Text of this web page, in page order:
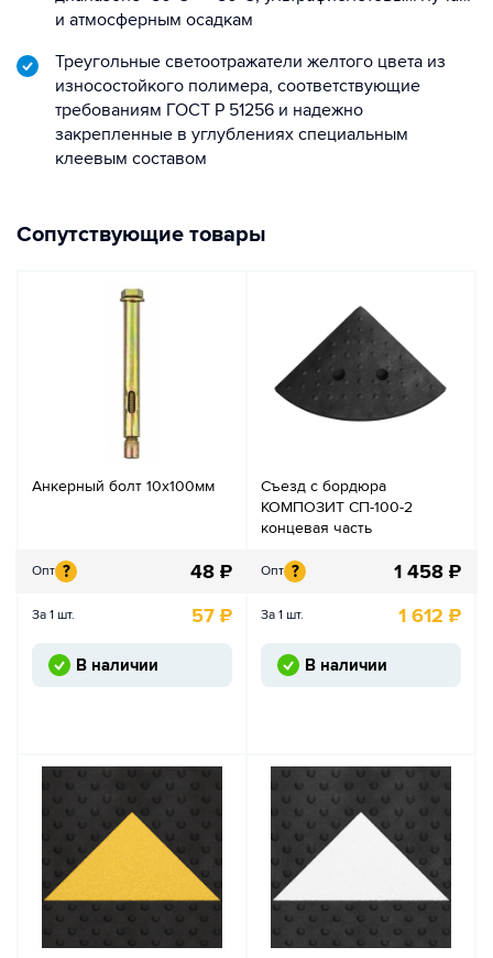
и атмосферным осадкам
Треугольные светоотражатели желтого цвета из
износостойкого полимера, соответствующие
требованиям ГОСТ Р 51256 и надежно
закрепленные в углублениях специальным
клеевым составом
Сопутствующие товары
Анкерный болт 10х100мм
Опт ? 48 ₽
За 1 шт. 57 ₽
В наличии
Съезд с бордюра
КОМПОЗИТ СП-100-2
концевая часть
Опт ? 1 458 ₽
За 1 шт. 1 612 ₽
В наличии